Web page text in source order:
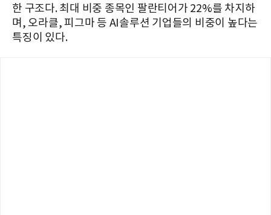
한 구조다. 최대 비중 종목인 팔란티어가 22%를 차지하
며, 오라클, 피그마 등 AI솔루션 기업들의 비중이 높다는
특징이 있다.